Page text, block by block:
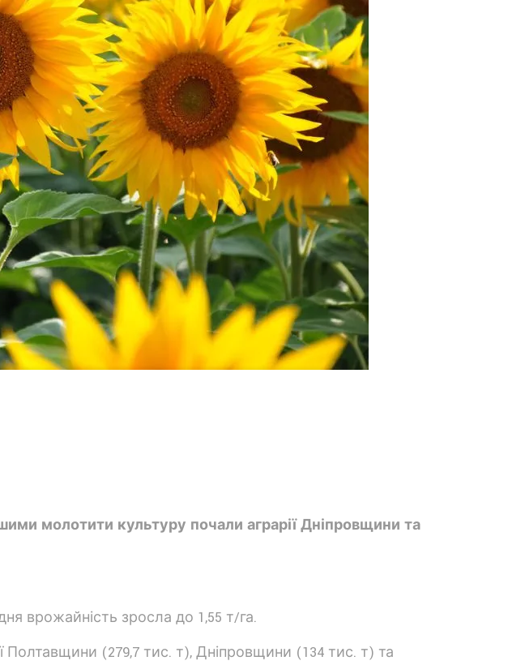
молотити культуру почали аграрії Дніпровщини та
врожайність зросла до 1,55 т/га.
Полтавщини (279,7 тис. т), Дніпровщини (134 тис. т) та